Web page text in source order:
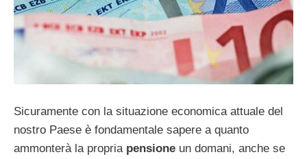
Sicuramente con la situazione economica attuale del
nostro Paese è fondamentale sapere a quanto
ammonterà la propria pensione un domani, anche se